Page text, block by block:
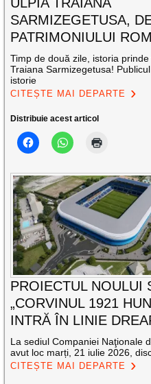
SARMIZEGETUSA,
PATRIMONIULUI
Timp de două zile, istoria
Traiana Sarmizegetusa!
istorie
CITEȘTE MAI DEPARTE
Distribuie acest articol
PROIECTUL NOULUI
„CORVINUL 1921
INTRĂ ÎN LINIE
La sediul Companiei Naţionale
avut loc marți, 21 iulie 2026,
CITEȘTE MAI DEPARTE